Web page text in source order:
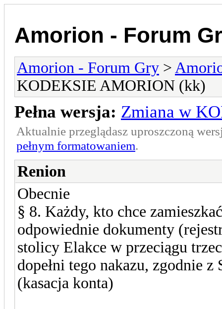
Amorion - Forum
Amorion - Forum Gry >
KODEKSIE AMORION (kk)
Pełna wersja: Zmiana w
Aktualnie przeglądasz uproszczoną
pełnym formatowaniem.
Renion
Obecnie
§ 8. Każdy, kto chce
odpowiednie dokumenty
stolicy Elakce w przeciągu
dopełni tego nakazu, zgodnie
(kasacja konta)